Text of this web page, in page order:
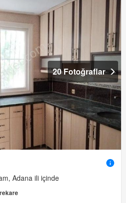
20 Fotoğraflar
Adana ili içinde